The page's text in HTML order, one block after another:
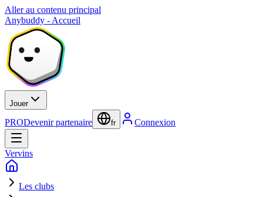
Aller au contenu principal
Anybuddy - Accueil
Jouer
PRODevenir partenaire fr Connexion
Vervins
Les clubs